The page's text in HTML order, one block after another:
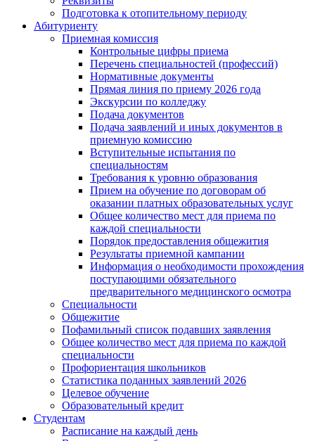
Подготовка к отопительному периоду
Абитуриенту
Приемная комиссия
Контрольные цифры приема
Перечень специальностей (профессий)
Нормативные документы
Прямая линия по приему 2026 года
Экскурсии по колледжу
Подача документов
Подача заявлений и иных документов в
приемную комиссию
Вступительные испытания по
специальностям
Требования к уровню образования
Прием на обучение по договорам об
оказании платных образовательных услуг
Общее количество мест для приема по
каждой специальности
Порядок предоставления общежития
Результаты приемной кампании
Информация о необходимости прохождения
поступающими обязательного
предварительного медицинского осмотра
Специальности
Общежитие
Пофамильный список подавших заявления
Общее количество мест для приема по каждой
специальности
Профориентация школьников
Статистика поданных заявлений 2026
Целевое обучение
Образовательный кредит
Студентам
Расписание на каждый день